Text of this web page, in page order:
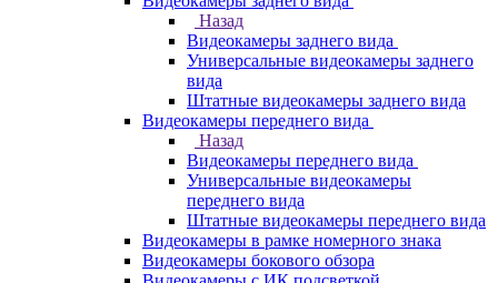
Назад
Видеокамеры заднего вида
Универсальные видеокамеры заднего
вида
Штатные видеокамеры заднего вида
Видеокамеры переднего вида
Назад
Видеокамеры переднего вида
Универсальные видеокамеры
переднего вида
Штатные видеокамеры переднего вида
Видеокамеры в рамке номерного знака
Видеокамеры бокового обзора